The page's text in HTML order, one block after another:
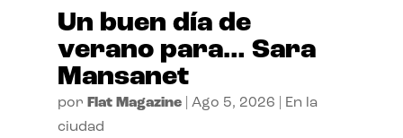
Un buen día de
verano para… Sara
Mansanet
por Flat Magazine| Ago 5, 2026
En la
ciudad